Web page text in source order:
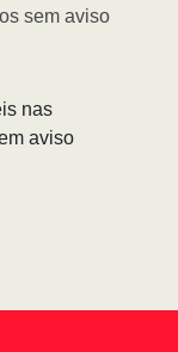
sem aviso
nas
aviso